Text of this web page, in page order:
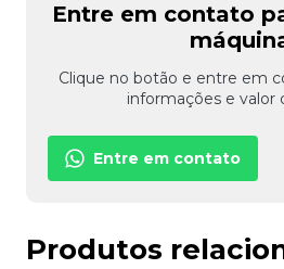
Entre em contato
Clique no botão e entre em
informações e valor
Entre em contato
Produtos